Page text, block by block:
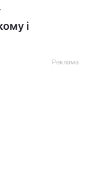
і
Реклама